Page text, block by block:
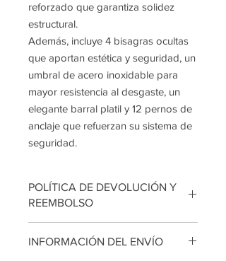
reforzado que garantiza solidez
estructural.
Además, incluye 4 bisagras ocultas
que aportan estética y seguridad, un
umbral de acero inoxidable para
mayor resistencia al desgaste, un
elegante barral platil y 12 pernos de
anclaje que refuerzan su sistema de
seguridad.
POLÍTICA DE DEVOLUCIÓN Y
REEMBOLSO
modelos actualmente publicados se
INFORMACIÓN DEL ENVÍO